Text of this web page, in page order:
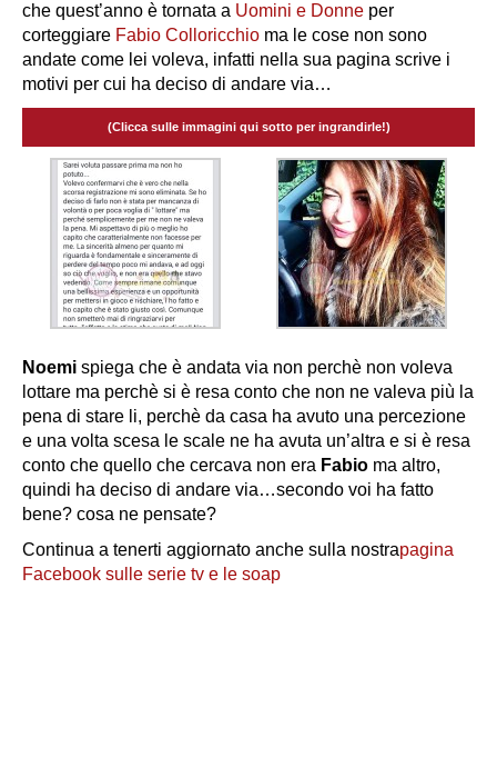
che quest’anno è tornata a Uomini e Donne per
corteggiare Fabio Colloricchio ma le cose non sono
andate come lei voleva, infatti nella sua pagina scrive i
motivi per cui ha deciso di andare via…
(Clicca sulle immagini qui sotto per ingrandirle!)
Noemi spiega che è andata via non perchè non voleva
lottare ma perchè si è resa conto che non ne valeva più la
pena di stare li, perchè da casa ha avuto una percezione
e una volta scesa le scale ne ha avuta un’altra e si è resa
conto che quello che cercava non era Fabio ma altro,
quindi ha deciso di andare via…secondo voi ha fatto
bene? cosa ne pensate?
Continua a tenerti aggiornato anche sulla nostrapagina
Facebook sulle serie tv e le soap